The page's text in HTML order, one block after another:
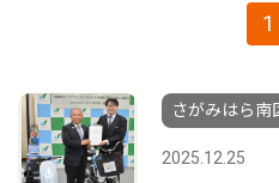
1
さがみはら南
2025.12.25